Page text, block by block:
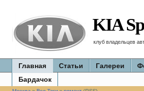
KIA
клуб владельцев
Главная Статьи Галереи
Бардачок